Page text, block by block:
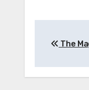
de
The